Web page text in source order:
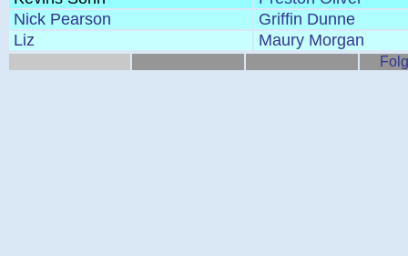
Nick Pearson
Griffin Dunne
Liz
Maury Morgan